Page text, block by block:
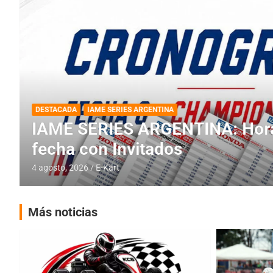
DESTACADA IAME SERIES ARGENTINA
IAME SERIES ARGENTINA:
fecha con Invitados
4 agosto, 2026 E-Kart
Más noticias